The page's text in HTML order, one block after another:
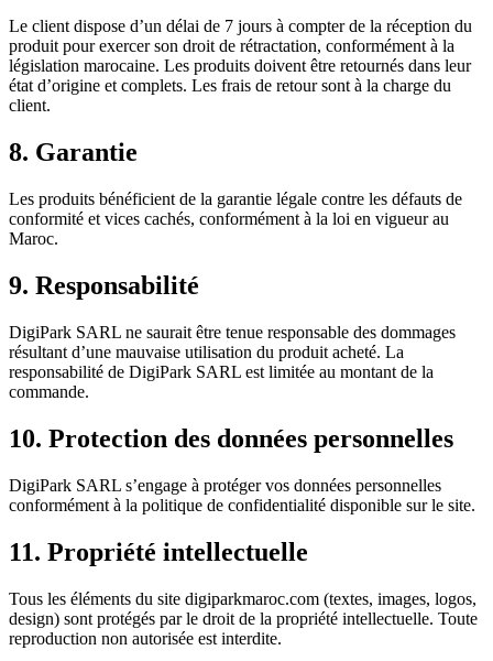
Le client dispose d’un délai de 7 jours à compter de la réception du
produit pour exercer son droit de rétractation, conformément à la
législation marocaine. Les produits doivent être retournés dans leur
état d’origine et complets. Les frais de retour sont à la charge du
client.
8. Garantie
Les produits bénéficient de la garantie légale contre les défauts de
conformité et vices cachés, conformément à la loi en vigueur au
Maroc.
9. Responsabilité
DigiPark SARL ne saurait être tenue responsable des dommages
résultant d’une mauvaise utilisation du produit acheté. La
responsabilité de DigiPark SARL est limitée au montant de la
commande.
10. Protection des données personnelles
DigiPark SARL s’engage à protéger vos données personnelles
conformément à la politique de confidentialité disponible sur le site.
11. Propriété intellectuelle
Tous les éléments du site digiparkmaroc.com (textes, images, logos,
design) sont protégés par le droit de la propriété intellectuelle. Toute
reproduction non autorisée est interdite.